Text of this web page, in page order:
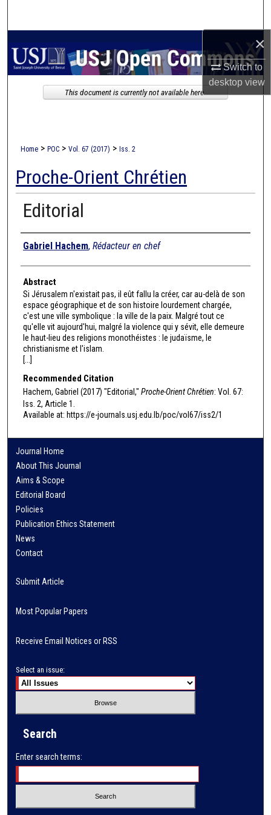
×
Switch to
desktopview
My Account
Home > POC > Vol. 67 (2017) > Iss. 2
Proche-Orient Chrétien
Editorial
Authors
Gabriel Hachem, Rédacteur en chef
Abstract
Si Jérusalem n'existait pas, il eût fallu la créer, car au-delà de son
espace géographique et de son histoire lourdement chargée,
c'est une ville symbolique : la ville de la paix. Malgré tout ce
qu'elle vit aujourd'hui, malgré la violence qui y sévit, elle demeure
le haut-lieu des religions monothéistes : le judaïsme, le
christianisme et l'islam.
[...]
Recommended Citation
Hachem, Gabriel (2017) "Editorial," Proche-Orient Chrétien: Vol. 67:
Iss. 2, Article 1.
Available at: https://e-journals.usj.edu.lb/poc/vol67/iss2/1
This document is currently not available here.
Journal Home
About This Journal
Aims & Scope
Editorial Board
Policies
Publication Ethics Statement
News
Contact
Submit Article
Most Popular Papers
Receive Email Notices or RSS
Select an issue:
Search
Enter search terms: